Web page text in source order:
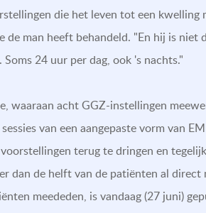
die het leven tot een kwelling
man heeft behandeld. "En hij is niet
24 uur per dag, ook 's nachts."
waaraan acht GGZ-instellingen
van een aangepaste vorm van
terug te dringen en
dan de helft van de patiënten al
meededen, is vandaag (27 juni)